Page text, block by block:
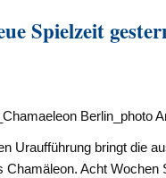
Spielzeit
Berlin_photo
Uraufführung bringt die
Acht Wochen